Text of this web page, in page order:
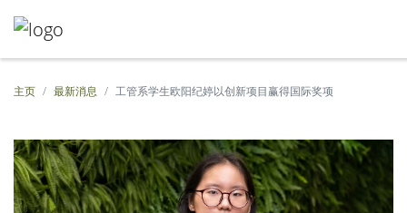
主页 最新消息 工管系学生欧阳纪婷以创新项目赢得国际奖项